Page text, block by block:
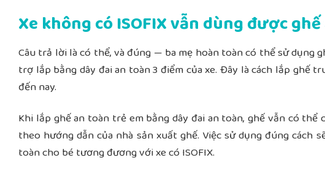
Xe không có ISOFIX vẫn dùng được
Câu trả lời làcó thể, và đúng — ba mẹ hoàn toàn có thể sử dụng
trợ lắp bằng dây đai an toàn 3 điểm của xe. Đây là cách lắp
đến nay.
Khi lắp ghế an toàn trẻ em bằng dây đai an toàn, ghế vẫn có
theo hướng dẫn của nhà sản xuất ghế. Việc sử dụng đúng cách
toàn cho bé tương đương với xe có ISOFIX.